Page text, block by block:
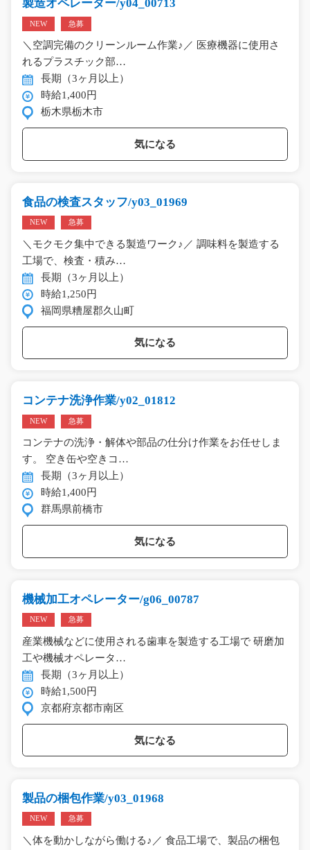
製造オペレーター/y04_00713
NEW 急募
＼空調完備のクリーンルーム作業♪／ 医療機器に使用さ
れるプラスチック部…
長期（3ヶ月以上）
時給1,400円
栃木県栃木市
気になる
食品の検査スタッフ/y03_01969
NEW 急募
＼モクモク集中できる製造ワーク♪／ 調味料を製造する
工場で、検査・積み…
長期（3ヶ月以上）
時給1,250円
福岡県糟屋郡久山町
気になる
コンテナ洗浄作業/y02_01812
NEW 急募
コンテナの洗浄・解体や部品の仕分け作業をお任せしま
す。 空き缶や空きコ…
長期（3ヶ月以上）
時給1,400円
群馬県前橋市
気になる
機械加工オペレーター/g06_00787
NEW 急募
産業機械などに使用される歯車を製造する工場で 研磨加
工や機械オペレータ…
長期（3ヶ月以上）
時給1,500円
京都府京都市南区
気になる
製品の梱包作業/y03_01968
NEW 急募
＼体を動かしながら働ける♪／ 食品工場で、製品の梱包